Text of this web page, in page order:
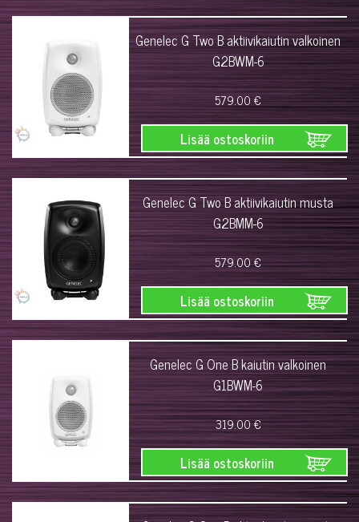
Genelec G Two B aktiivikaiutin valkoinen
G2BWM-6
579.00 €
Lisää ostoskoriin
Genelec G Two B aktiivikaiutin musta
G2BMM-6
579.00 €
Lisää ostoskoriin
Genelec G One B kaiutin valkoinen
G1BWM-6
319.00 €
Lisää ostoskoriin